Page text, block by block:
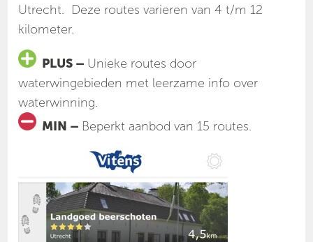
Utrecht. Deze routes varieren van 4 t/m 12
kilometer.
PLUS – Unieke routes door
waterwingebieden met leerzame info over
waterwinning.
MIN – Beperkt aanbod van 15 routes.